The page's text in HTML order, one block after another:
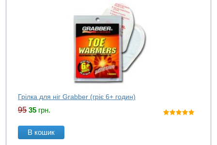
Грілка для ніг Grabber (гріє 6+ годин)
95 35 грн.
В кошик